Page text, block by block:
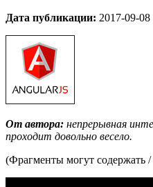
Дата публикации: 2017-09-08
От автора: непрерывная
проходит довольно весело.
(Фрагменты могут содержать